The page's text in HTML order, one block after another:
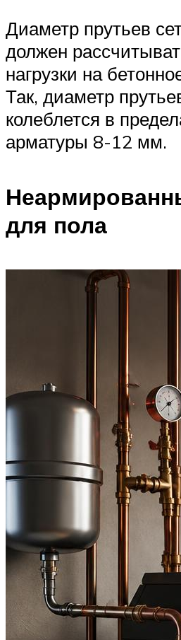
Диаметр прутьев
должен
нагрузки на
Так, диаметр
колеблется в
арматуры 8-12 мм.
для пола